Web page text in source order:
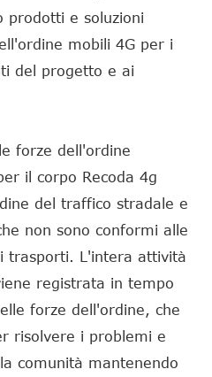
prodotti e soluzioni
mobili 4G per i
del progetto e ai
forze dell'ordine
il corpo Recoda 4g
del traffico stradale e
non sono conformi alle
trasporti. L'intera attività
registrata in tempo
forze dell'ordine, che
risolvere i problemi e
comunità mantenendo